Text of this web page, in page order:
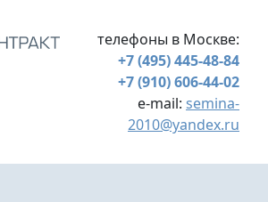
телефоны в Москве:
+7 (495) 445-48-84
+7 (910) 606-44-02
e-mail: semina-
2010@yandex.ru